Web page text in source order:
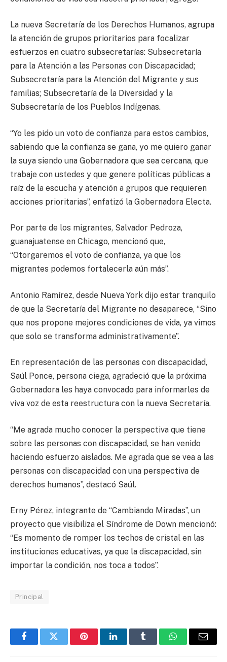
La nueva Secretaría de los Derechos Humanos, agrupa
la atención de grupos prioritarios para focalizar
esfuerzos en cuatro subsecretarías: Subsecretaría
para la Atención a las Personas con Discapacidad;
Subsecretaría para la Atención del Migrante y sus
familias; Subsecretaría de la Diversidad y la
Subsecretaría de los Pueblos Indígenas.
“Yo les pido un voto de confianza para estos cambios,
sabiendo que la confianza se gana, yo me quiero ganar
la suya siendo una Gobernadora que sea cercana, que
trabaje con ustedes y que genere políticas públicas a
raíz de la escucha y atención a grupos que requieren
acciones prioritarias”, enfatizó la Gobernadora Electa.
Por parte de los migrantes, Salvador Pedroza,
guanajuatense en Chicago, mencionó que,
“Otorgaremos el voto de confianza, ya que los
migrantes podemos fortalecerla aún más”.
Antonio Ramírez, desde Nueva York dijo estar tranquilo
de que la Secretaría del Migrante no desaparece, “Sino
que nos propone mejores condiciones de vida, ya vimos
que solo se transforma administrativamente”.
En representación de las personas con discapacidad,
Saúl Ponce, persona ciega, agradeció que la próxima
Gobernadora les haya convocado para informarles de
viva voz de esta reestructura con la nueva Secretaría.
“Me agrada mucho conocer la perspectiva que tiene
sobre las personas con discapacidad, se han venido
haciendo esfuerzo aislados. Me agrada que se vea a las
personas con discapacidad con una perspectiva de
derechos humanos”, destacó Saúl.
Erny Pérez, integrante de “Cambiando Miradas”, un
proyecto que visibiliza el Síndrome de Down mencionó:
“Es momento de romper los techos de cristal en las
instituciones educativas, ya que la discapacidad, sin
importar la condición, nos toca a todos”.
Principal
FacebookTwitter PinterestLinkedInTumblr WhatsAppEmail